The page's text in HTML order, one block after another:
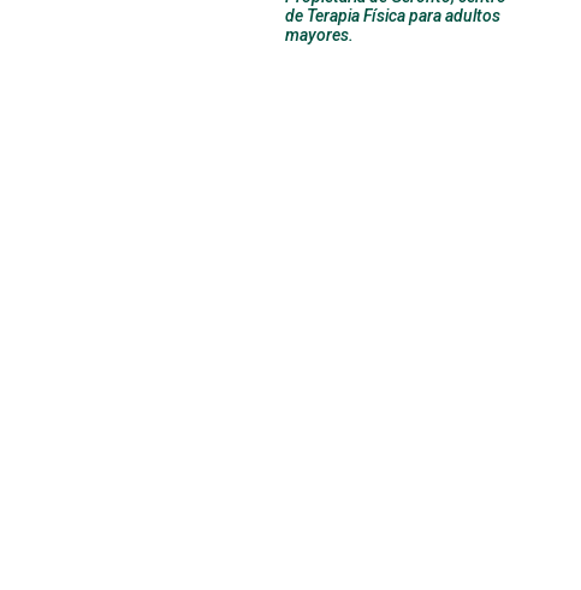
de Terapia Física para adultos
mayores.